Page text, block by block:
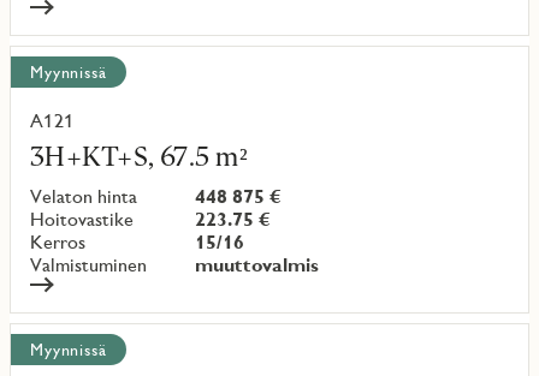
Myynnissä
A121
3H+KT+S, 67.5 m²
Velaton hinta
448 875 €
Hoitovastike
223.75 €
Kerros
15/16
Valmistuminen
muuttovalmis
Lue
lisää
kohteesta
Myynnissä